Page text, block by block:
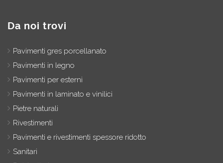
Da noi trovi
Pavimenti gres porcellanato
Pavimenti in legno
Pavimenti per esterni
Pavimenti in laminato e vinilici
Pietre naturali
Rivestimenti
Pavimenti e rivestimenti spessore ridotto
Sanitari